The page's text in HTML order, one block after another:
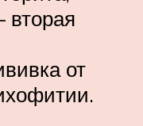
вторая
от